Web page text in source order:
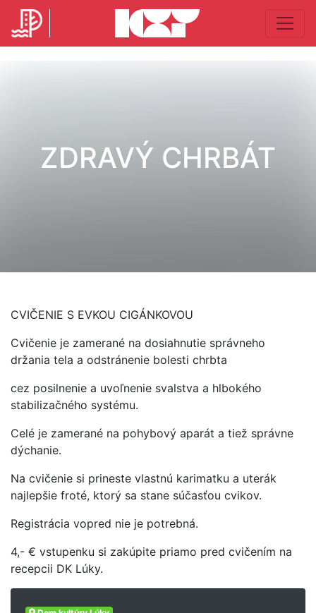
ZDRAVÝ CHRBÁT
CVIČENIE S EVKOU CIGÁNKOVOU
Cvičenie je zamerané na dosiahnutie správneho
držania tela a odstránenie bolesti chrbta
cez posilnenie a uvoľnenie svalstva a hlbokého
stabilizačného systému.
Celé je zamerané na pohybový aparát a tiež správne
dýchanie.
Na cvičenie si prineste vlastnú karimatku a uterák
najlepšie froté, ktorý sa stane súčasťou cvikov.
Registrácia vopred nie je potrebná.
4,- € vstupenku si zakúpite priamo pred cvičením na
recepcii DK Lúky.